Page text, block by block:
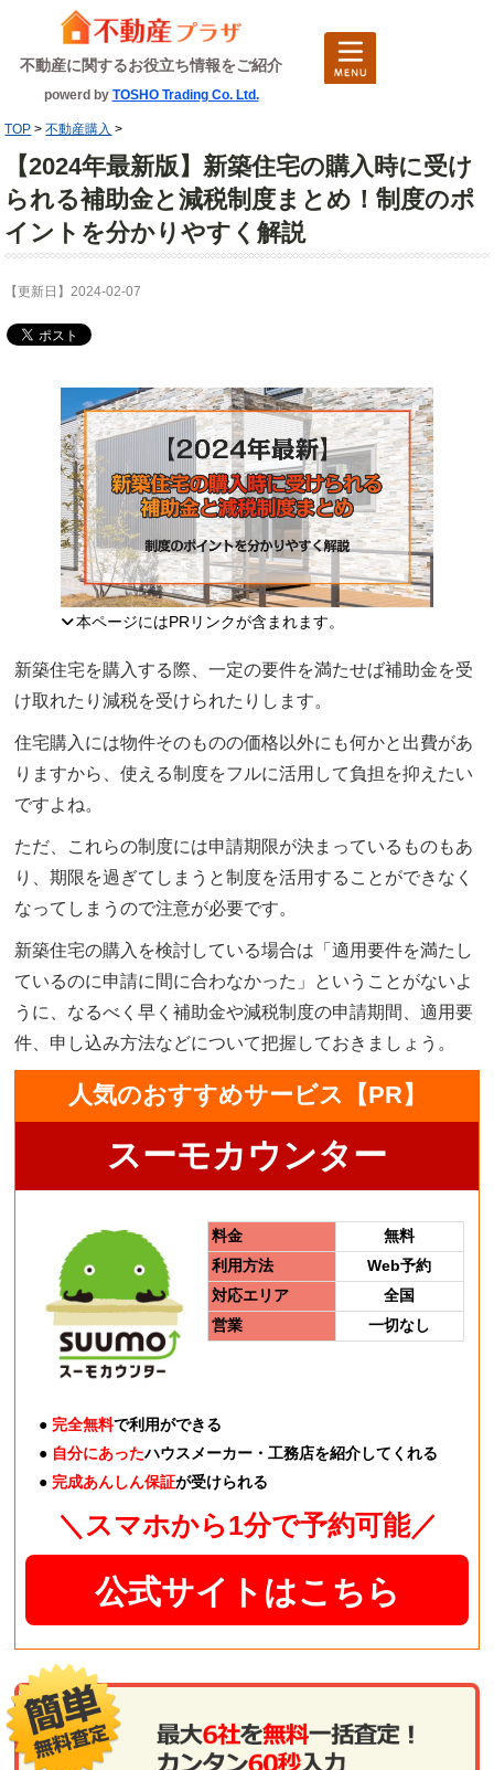
不動産に関するお役立ち情報をご紹介
powerd by TOSHO Trading Co. Ltd.
TOP >不動産購入 >
【2024年最新版】新築住宅の購入時に受け
られる補助金と減税制度まとめ！制度のポ
イントを分かりやすく解説
【更新日】2024-02-07
本ページにはPRリンクが含まれます。
新築住宅を購入する際、一定の要件を満たせば補助金を受
け取れたり減税を受けられたりします。
住宅購入には物件そのものの価格以外にも何かと出費があ
りますから、使える制度をフルに活用して負担を抑えたい
ですよね。
ただ、これらの制度には申請期限が決まっているものもあ
り、期限を過ぎてしまうと制度を活用することができなく
なってしまうので注意が必要です。
新築住宅の購入を検討している場合は「適用要件を満たし
ているのに申請に間に合わなかった」ということがないよ
うに、なるべく早く補助金や減税制度の申請期間、適用要
件、申し込み方法などについて把握しておきましょう。
人気のおすすめサービス【PR】
スーモカウンター
料金
無料
利用方法
Web予約
対応エリア
全国
営業
一切なし
● 完全無料で利用ができる
● 自分にあったハウスメーカー・工務店を紹介してくれる
● 完成あんしん保証が受けられる
＼スマホから1分で予約可能／
公式サイトはこちら